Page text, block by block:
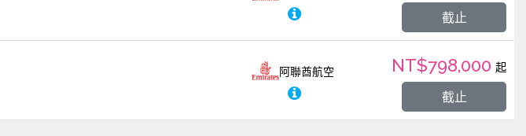
截止
阿聯酋航空 NT$798,000 起
截止